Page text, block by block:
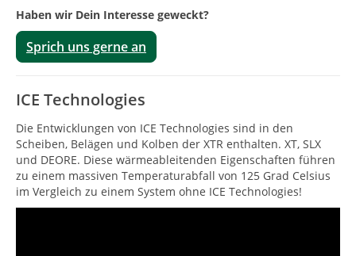
Haben wir Dein Interesse geweckt?
Sprich uns gerne an
ICE Technologies
Die Entwicklungen von ICE Technologies sind in den
Scheiben, Belägen und Kolben der XTR enthalten. XT, SLX
und DEORE. Diese wärmeableitenden Eigenschaften führen
zu einem massiven Temperaturabfall von 125 Grad Celsius
im Vergleich zu einem System ohne ICE Technologies!